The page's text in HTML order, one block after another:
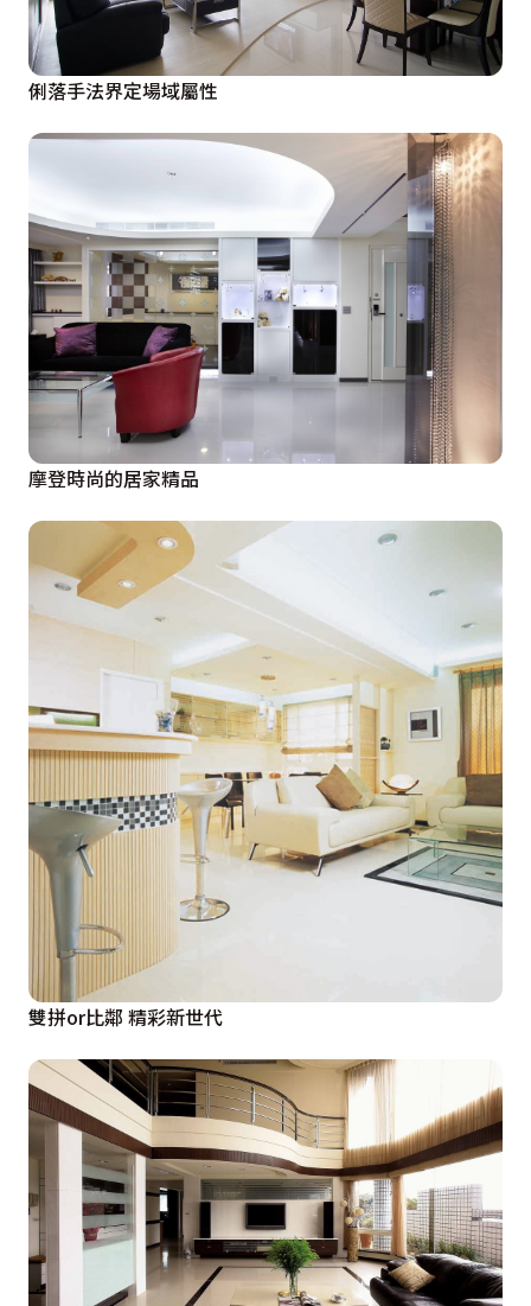
俐落手法界定場域屬性
摩登時尚的居家精品
雙拼or比鄰 精彩新世代